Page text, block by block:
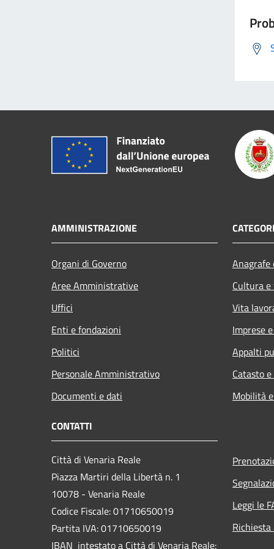
AMMINISTRAZIONE
Organi di Governo
Aree Amministrative
Uffici
Enti e fondazioni
Politici
Personale Amministrativo
Documenti e dati
Cultura
Vita
Imprese
Appalti
Catasto
Mobilità
CONTATTI
Città di Venaria Reale
Piazza Martiri della Libertà n. 1
10078 - Venaria Reale
Codice Fiscale: 01710650019
Partita IVA: 01710650019
IBAN intestato a Città di Venaria Reale:
Leggi le